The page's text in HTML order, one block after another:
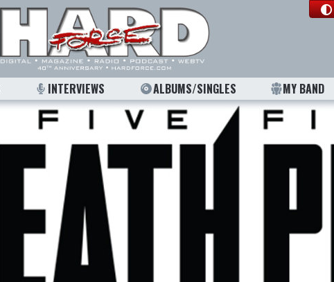
INTERVIEWS ALBUMS/SINGLES MY BAND